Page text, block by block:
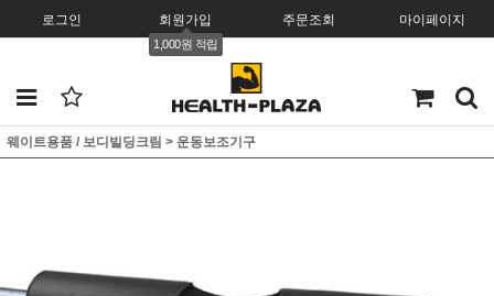
로그인 회원가입
1,000원 적립
주문조회 마이페이지
웨이트용품 / 보디빌딩크림 > 운동보조기구